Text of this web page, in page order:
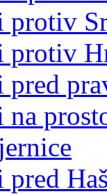
protiv
protiv
pred
na
pred